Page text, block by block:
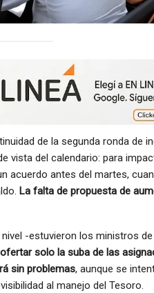
de la segunda ronda de
vista del calendario: para
acuerdo antes del martes,
La falta de propuesta de
-estuvieron los ministros
ofertar solo la suba de las
sin problemas, aunque se
al manejo del Tesoro.